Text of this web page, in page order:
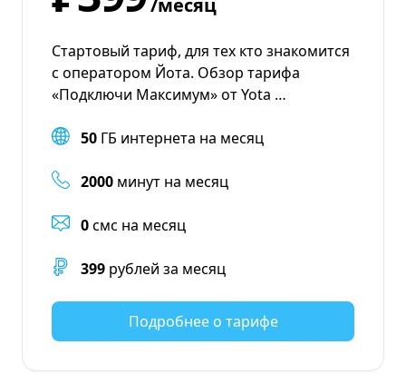
/месяц
Стартовый тариф, для тех кто знакомится
с оператором Йота. Обзор тарифа
«Подключи Максимум» от Yota …
50 ГБ интернета на месяц
2000 минут на месяц
0смс на месяц
399 рублей за месяц
Подробнее о тарифе